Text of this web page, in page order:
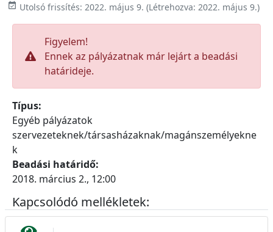
 Utolsó frissítés: 2022. május 9. (Létrehozva: 2022. május 9.)
Figyelem!
Ennek az pályázatnak már lejárt a beadási
határideje.
Típus:
Egyéb pályázatok
szervezeteknek/társasházaknak/magánszemélyekne
k
Beadási határidő:
2018. március 2., 12:00
Kapcsolódó mellékletek: